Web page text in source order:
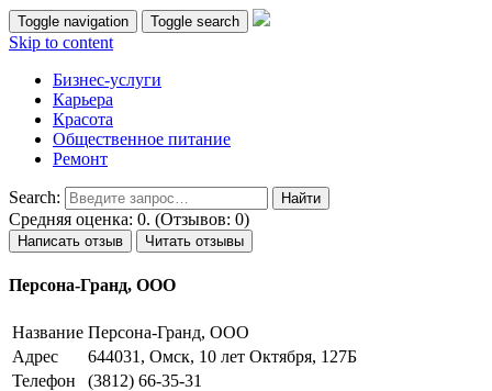
Toggle navigation Toggle search
Skip to content
Бизнес-услуги
Карьера
Красота
Общественное питание
Ремонт
Search:
Средняя оценка: 0. (Отзывов: 0)
Написать отзыв Читать отзывы
Персона-Гранд, ООО
Название Персона-Гранд, ООО
Адрес
644031, Омск, 10 лет Октября, 127Б
Телефон
(3812) 66-35-31